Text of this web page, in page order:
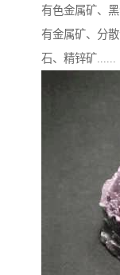
有色金属矿、
有金属矿、分
石、精锌矿......